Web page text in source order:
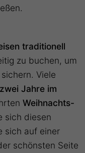
traditionell
zu buchen, um
Viele
Jahre im
Weihnachts-
sich diesen
sich auf einer
schönsten Seite